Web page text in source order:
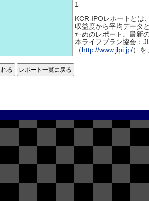
1
KCR-IPOレポートとは
収益度から平均データ
ためのレポート。最新
本ライフプラン協会：
（http://www.jlpi.jp/）を